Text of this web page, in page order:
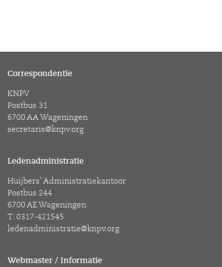
Correspondentie
KNPV
Postbus 31
6700 AA Wageningen
secretaris@knpv.org
Ledenadministratie
Huijbers’ Administratiekantoor
Postbus 244
6700 AE Wageningen
T: 0317-421545
ledenadministratie@knpv.org
Webmaster / Informatie